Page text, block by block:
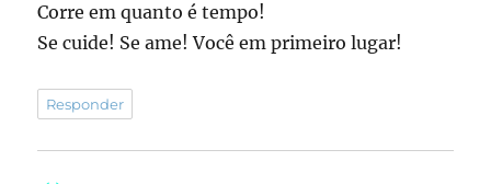
Corre em quanto é tempo!
Se cuide! Se ame! Você em primeiro lugar!
Responder